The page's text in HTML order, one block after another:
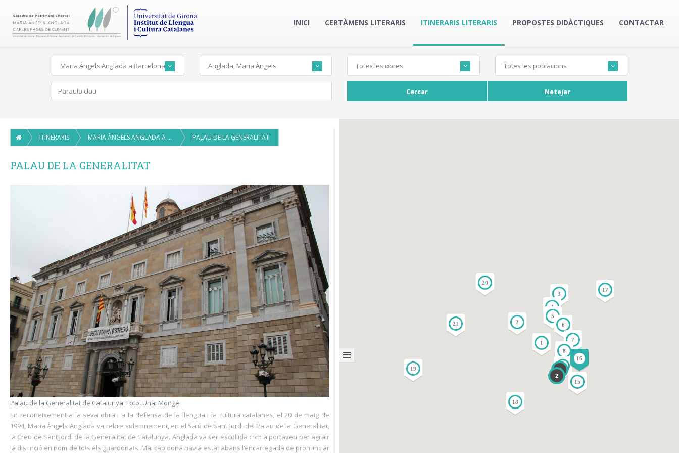
INICI CERTÀMENS LITERARIS ITINERARIS LITERARIS PROPOSTES DIDÀCTIQUES CONTACTAR
Maria Àngels Anglada a Barcelona Anglada, Maria Àngels Totes les obres Totes les poblacions
Cercar Netejar
1
2
3
4
5
6
7
8
14
15
16
17
18
19
20
21
3
2
ITINERARIS MARIA ÀNGELS ANGLADA A BARCELONA PALAU DE LA GENERALITAT
PALAU DE LA GENERALITAT
Palau de la Generalitat de Catalunya. Foto: Unai Monge
En reconeixement a la seva obra i a la defensa de la llengua i la cultura catalanes, el 20 de maig de
1994, Maria Àngels Anglada va rebre solemnement, en el Saló de Sant Jordi del Palau de la Generalitat,
la Creu de Sant Jordi de la Generalitat de Catalunya. Anglada va ser escollida com a portaveu per agrair
la distinció en nom de tots els guardonats. Mai cap dona havia estat abans l’encarregada de pronunciar